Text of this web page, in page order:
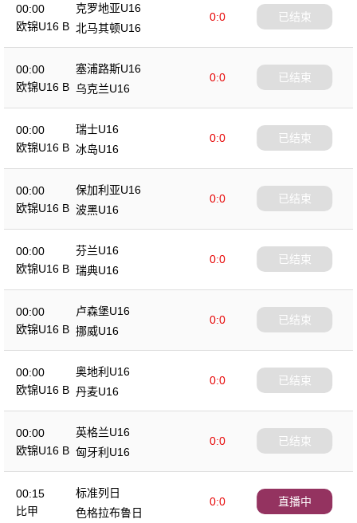
00:00
欧锦U16 B
克罗地亚U16
0:0
北马其顿U16
已结束
00:00
欧锦U16 B
塞浦路斯U16
0:0
乌克兰U16
已结束
00:00
欧锦U16 B
瑞士U16
0:0
冰岛U16
已结束
00:00
欧锦U16 B
保加利亚U16
0:0
波黑U16
已结束
00:00
欧锦U16 B
芬兰U16
0:0
瑞典U16
已结束
00:00
欧锦U16 B
卢森堡U16
0:0
挪威U16
已结束
00:00
欧锦U16 B
奥地利U16
0:0
丹麦U16
已结束
00:00
欧锦U16 B
英格兰U16
0:0
匈牙利U16
已结束
00:15
比甲
标准列日
0:0
色格拉布鲁日
直播中